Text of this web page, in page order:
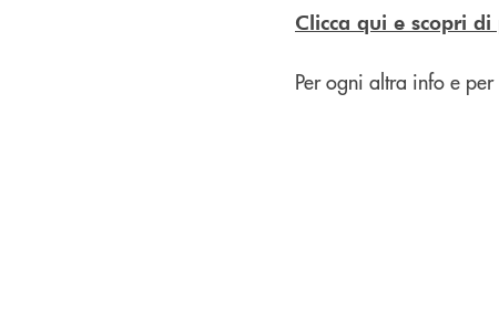
Clicca qui e scopri
Per ogni altra info e